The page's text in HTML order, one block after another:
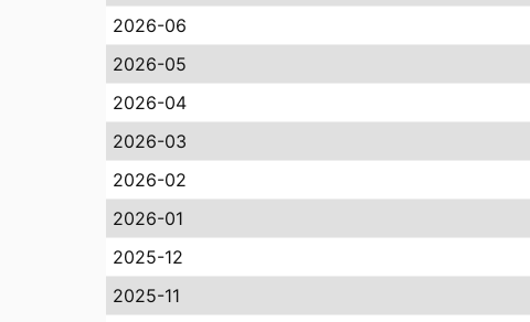
2026-06
2026-05
2026-04
2026-03
2026-02
2026-01
2025-12
2025-11